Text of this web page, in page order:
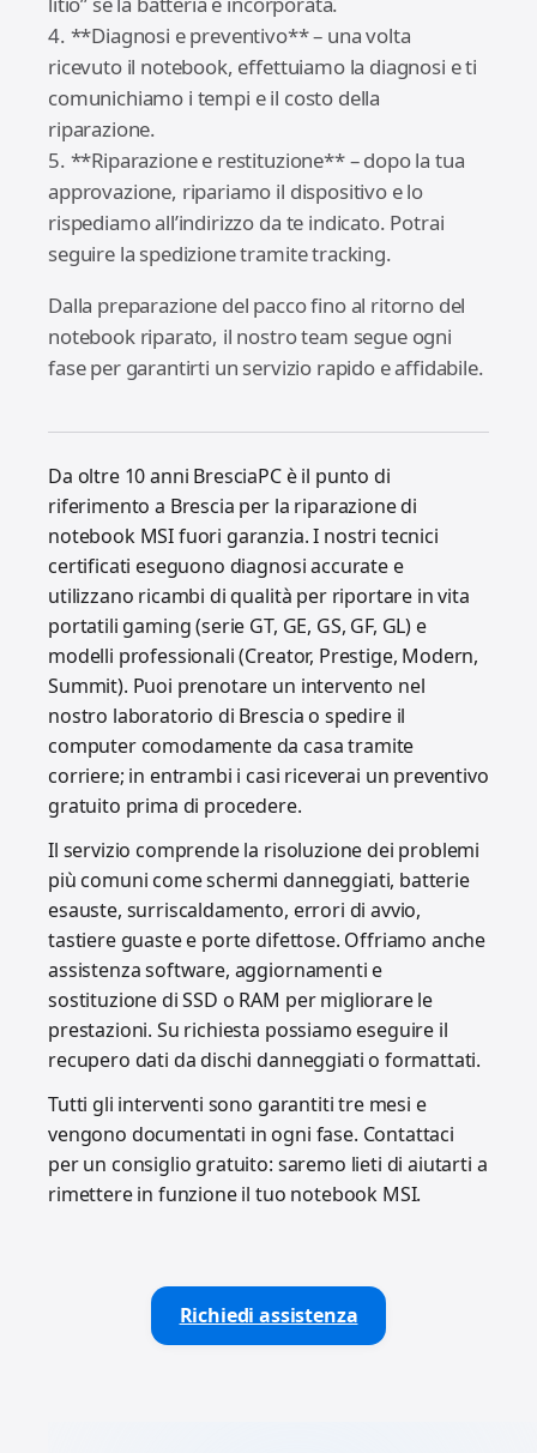
4. **Diagnosi e preventivo** – una volta
ricevuto il notebook, effettuiamo la diagnosi e ti
comunichiamo i tempi e il costo della
riparazione.
5. **Riparazione e restituzione** – dopo la tua
approvazione, ripariamo il dispositivo e lo
rispediamo all’indirizzo da te indicato. Potrai
seguire la spedizione tramite tracking.
Dalla preparazione del pacco fino al ritorno del
notebook riparato, il nostro team segue ogni
fase per garantirti un servizio rapido e affidabile.
Da oltre 10 anni BresciaPC è il punto di
riferimento a Brescia per la riparazione di
notebook MSI fuori garanzia. I nostri tecnici
certificati eseguono diagnosi accurate e
utilizzano ricambi di qualità per riportare in vita
portatili gaming (serie GT, GE, GS, GF, GL) e
modelli professionali (Creator, Prestige, Modern,
Summit). Puoi prenotare un intervento nel
nostro laboratorio di Brescia o spedire il
computer comodamente da casa tramite
corriere; in entrambi i casi riceverai un preventivo
gratuito prima di procedere.
Il servizio comprende la risoluzione dei problemi
più comuni come schermi danneggiati, batterie
esauste, surriscaldamento, errori di avvio,
tastiere guaste e porte difettose. Offriamo anche
assistenza software, aggiornamenti e
sostituzione di SSD o RAM per migliorare le
prestazioni. Su richiesta possiamo eseguire il
recupero dati da dischi danneggiati o formattati.
Tutti gli interventi sono garantiti tre mesi e
vengono documentati in ogni fase. Contattaci
per un consiglio gratuito: saremo lieti di aiutarti a
rimettere in funzione il tuo notebook MSI.
Richiedi assistenza